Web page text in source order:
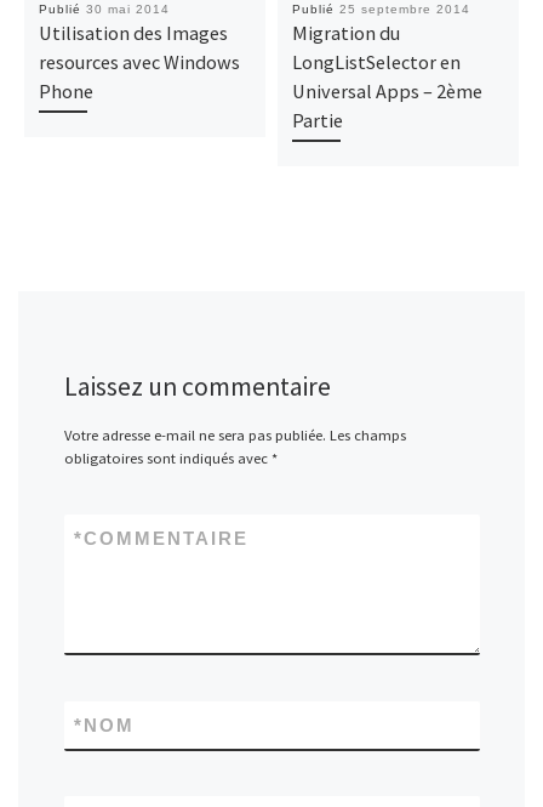
Publié 30 mai 2014
Utilisation des Images
resources avec Windows
Phone
Publié 25 septembre 2014
Migration du
LongListSelector en
Universal Apps – 2ème
Partie
Laissez un commentaire
Votre adresse e-mail ne sera pas publiée. Les champs
obligatoires sont indiqués avec *
COMMENTAIRE
*
NOM
*